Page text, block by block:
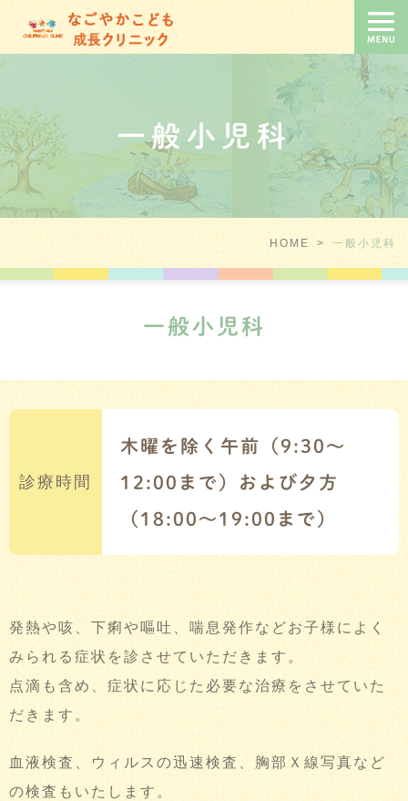
一般小児科
HOME > 一般小児科
一般小児科
診療時間
木曜を除く午前（9:30～
12:00まで）および夕方
（18:00～19:00まで）
発熱や咳、下痢や嘔吐、喘息発作などお子様によく
みられる症状を診させていただきます。
点滴も含め、症状に応じた必要な治療をさせていた
だきます。
血液検査、ウィルスの迅速検査、胸部Ｘ線写真など
の検査もいたします。